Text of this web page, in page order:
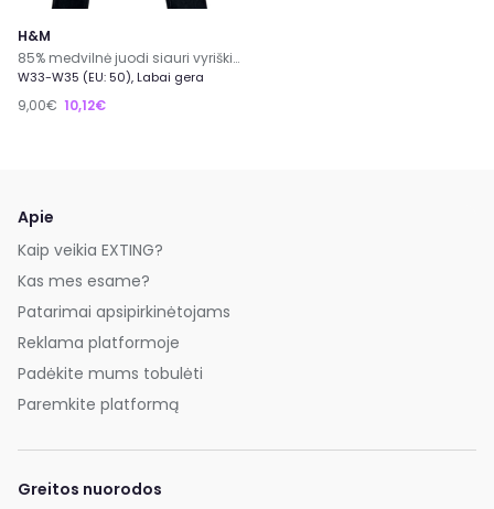
H&M
85% medvilnė juodi siauri vyriški H&M džinsai 33 dydis
W33-W35 (EU: 50), Labai gera
9,00€ 10,12€
Apie
Kaip veikia EXTING?
Kas mes esame?
Patarimai apsipirkinėtojams
Reklama platformoje
Padėkite mums tobulėti
Paremkite platformą
Greitos nuorodos